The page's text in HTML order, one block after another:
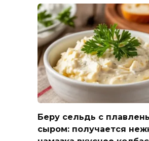
Беру сельдь с
сыром: получается